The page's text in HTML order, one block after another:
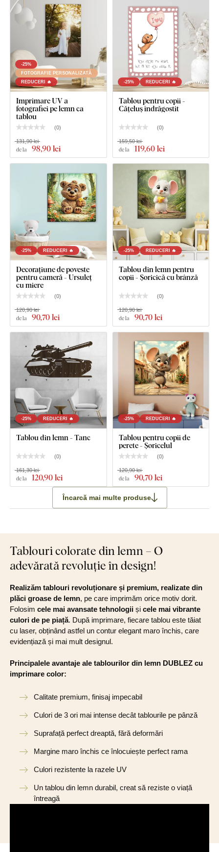
cârlige.
Ce este inclus în pachet?
Tablou din lemn - Veveriță
Cârlig(e) montat(e) în prealabil pe partea din spate a
tabloului
Instrucțiuni clare pentru montaj
-25%
FOTOGRAFIE PERSONALIZATĂ
REDUCERI 🔥
Imprimare UV a
fotografiei pe lemn ca
tablou
(0)
de la 98,90 lei
131,90 lei
-25% REDUCERI 🔥
Tablou pentru copii -
Cățeluș îndrăgostit
(0)
de la 119,60 lei
159,50 lei
-25% REDUCERI 🔥
Decorațiune de poveste
pentru cameră - Ursuleț
cu miere
(0)
de la 90,70 lei
120,90 lei
-25% REDUCERI 🔥
Tablou din lemn pentru
copii - Șoricică cu brânză
(0)
de la 90,70 lei
120,90 lei
-25% REDUCERI 🔥
Tablou din lemn - Tanc
(0)
de la 120,90 lei
161,30 lei
-25% REDUCERI 🔥
Tablou pentru copii de
perete - Șoricelul
(0)
de la 90,70 lei
120,90 lei
Încarcă mai multe produse
Tablouri colorate din lemn – O
adevărată revoluție în design!
Realizăm tablouri revoluționare și premium, realizate din
plăci groase de lemn, pe care imprimăm orice motiv dorit.
Folosim cele mai avansate tehnologii și cele mai vibrante
culori de pe piață. După imprimare, fiecare tablou este tăiat
cu laser, obținând astfel un contur elegant maro închis, care
evidențiază și mai mult designul.
Principalele avantaje ale tablourilor din lemn DUBLEZ cu
imprimare color:
Calitate premium, finisaj impecabil
Culori de 3 ori mai intense decât tablourile pe pânză
Suprafață perfect dreaptă, fără deformări
Margine maro închis ce înlocuiește perfect rama
Culori rezistente la razele UV
Un tablou din lemn durabil, creat să reziste o viață
întreagă